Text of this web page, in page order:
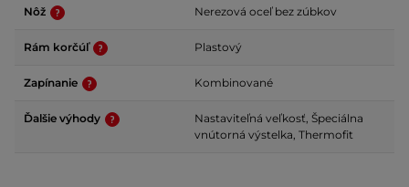
Nôž Nerezová oceľ bez zúbkov
Rám korčúľ Plastový
Zapínanie Kombinované
Ďalšie výhody
Nastaviteľná veľkosť, Špeciálna
vnútorná výstelka, Thermofit